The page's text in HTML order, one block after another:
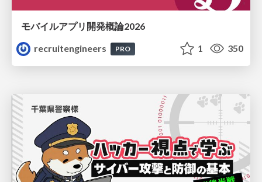
モバイルアプリ開発概論2026
recruitengineers
PRO 1 350